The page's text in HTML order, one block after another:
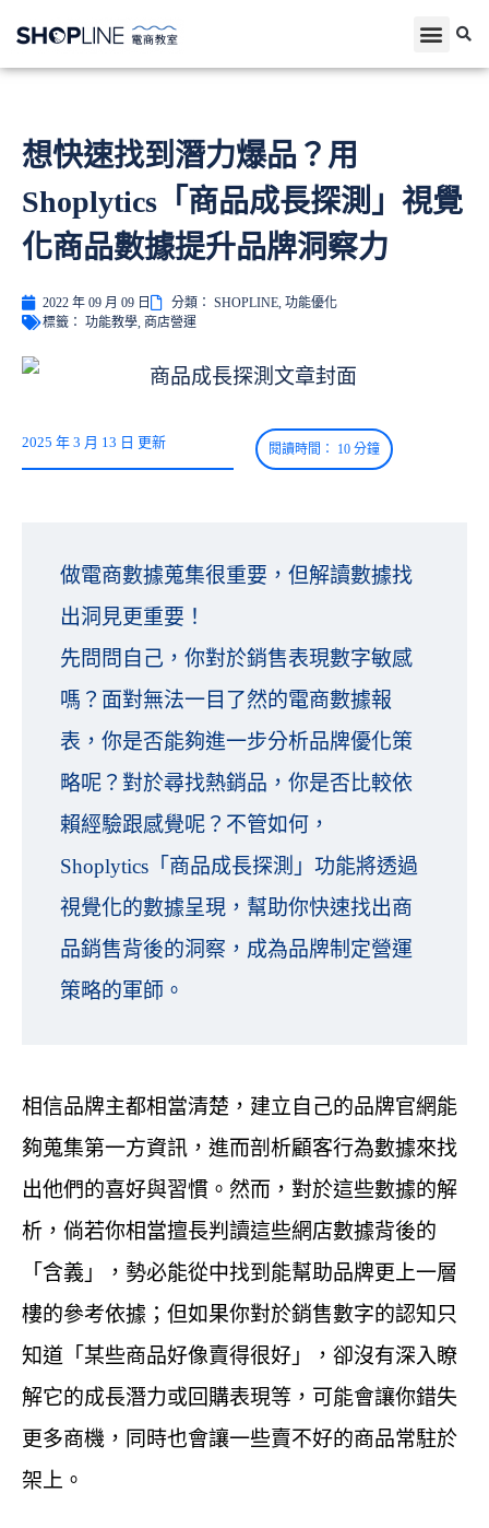
想快速找到潛力爆品？用
Shoplytics「商品成長探測」視覺
化商品數據提升品牌洞察力
2022 年 09 月 09 日 分類： SHOPLINE, 功能優化
標籤： 功能教學, 商店營運
2025 年 3 月 13 日 更新
做電商數據蒐集很重要，但解讀數據找
出洞見更重要！
先問問自己，你對於銷售表現數字敏感
嗎？面對無法一目了然的電商數據報
表，你是否能夠進一步分析品牌優化策
略呢？對於尋找熱銷品，你是否比較依
賴經驗跟感覺呢？不管如何，
Shoplytics「商品成長探測」功能將透過
視覺化的數據呈現，幫助你快速找出商
品銷售背後的洞察，成為品牌制定營運
策略的軍師。
相信品牌主都相當清楚，建立自己的品牌官網能
夠蒐集第一方資訊，進而剖析顧客行為數據來找
出他們的喜好與習慣。然而，對於這些數據的解
析，倘若你相當擅長判讀這些網店數據背後的
「含義」，勢必能從中找到能幫助品牌更上一層
樓的參考依據；但如果你對於銷售數字的認知只
知道「某些商品好像賣得很好」，卻沒有深入瞭
解它的成長潛力或回購表現等，可能會讓你錯失
更多商機，同時也會讓一些賣不好的商品常駐於
架上。